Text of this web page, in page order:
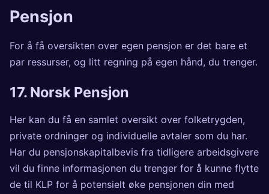
Pensjon
For å få oversikten over egen pensjon er det bare et
par ressurser, og litt regning på egen hånd, du trenger.
17. Norsk Pensjon
Her kan du få en samlet oversikt over folketrygden,
private ordninger og individuelle avtaler som du har.
Har du pensjonskapitalbevis fra tidligere arbeidsgivere
vil du finne informasjonen du trenger for å kunne flytte
de til KLP for å potensielt øke pensjonen din med